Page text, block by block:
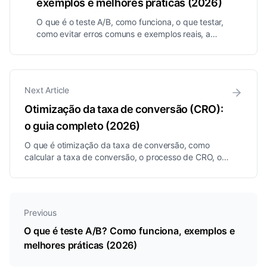
exemplos e melhores práticas (2026)
O que é o teste A/B, como funciona, o que testar,
como evitar erros comuns e exemplos reais, a
base em dados em vez de opiniões.
Next Article
Otimização da taxa de conversão (CRO):
o guia completo (2026)
O que é otimização da taxa de conversão, como
calcular a taxa de conversão, o processo de CRO, o
em clientes uma parte maior do seu tráfego existente.
Previous
O que é teste A/B? Como funciona, exemplos e
melhores práticas (2026)